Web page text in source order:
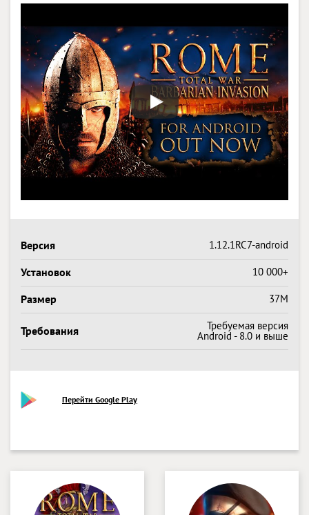
Версия 1.12.1RC7-android
Установок 10 000+
Размер 37M
Требования Требуемая версия
Android - 8.0 и выше
Перейти Google Play